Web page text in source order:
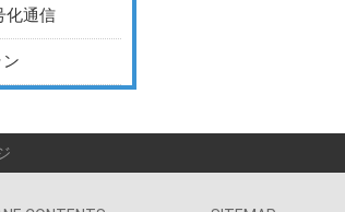
化通信